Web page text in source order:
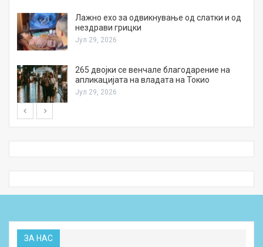
Лажно ехо за одвикнување од слатки и од
нездрави грицки
Јул 29, 2026
265 двојки се венчале благодарение на
апликацијата на владата на Токио
Јул 29, 2026
ЗА НАС